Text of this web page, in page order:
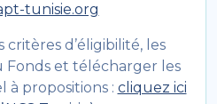
tunisie.org
d’éligibilité, les
Fonds et télécharger les
à propositions : cliquez ici